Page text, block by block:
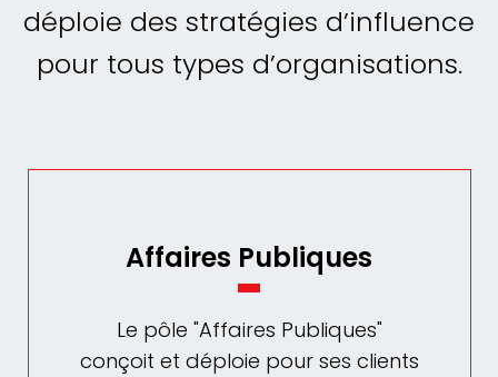
déploie des stratégies d’influence
pour tous types d’organisations.
Affaires Publiques
Le pôle "Affaires Publiques"
conçoit et déploie pour ses clients